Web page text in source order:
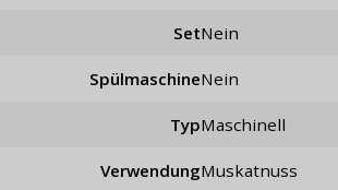
Set nein
Spülmaschine Nein
Typ maschinell
Verwendung Muskatnuss